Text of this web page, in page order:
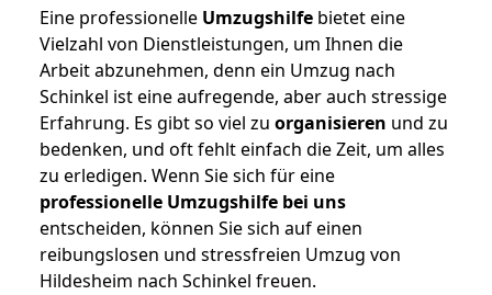
Eine professionelle Umzugshilfe bietet eine
Vielzahl von Dienstleistungen, um Ihnen die
Arbeit abzunehmen, denn ein Umzug nach
Schinkel ist eine aufregende, aber auch stressige
Erfahrung. Es gibt so viel zu organisieren und zu
bedenken, und oft fehlt einfach die Zeit, um alles
zu erledigen. Wenn Sie sich für eine
professionelle Umzugshilfe bei uns
entscheiden, können Sie sich auf einen
reibungslosen und stressfreien Umzug von
Hildesheim nach Schinkel freuen.